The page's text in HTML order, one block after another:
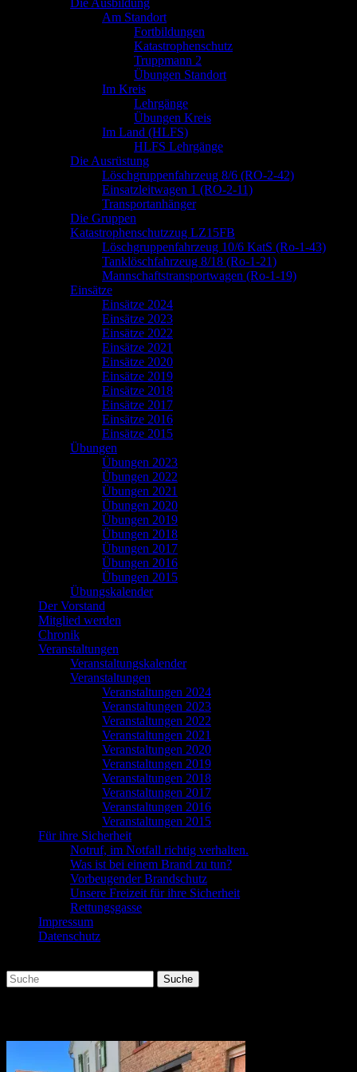
Die Ausbildung
Am Standort
Fortbildungen
Katastrophenschutz
Truppmann 2
Übungen Standort
Im Kreis
Lehrgänge
Übungen Kreis
Im Land (HLFS)
HLFS Lehrgänge
Die Ausrüstung
Löschgruppenfahrzeug 8/6 (RO-2-42)
Einsatzleitwagen 1 (RO-2-11)
Transportanhänger
Die Gruppen
Katastrophenschutzzug LZ15FB
Löschgruppenfahrzeug 10/6 KatS (Ro-1-43)
Tanklöschfahrzeug 8/18 (Ro-1-21)
Mannschaftstransportwagen (Ro-1-19)
Einsätze
Einsätze 2024
Einsätze 2023
Einsätze 2022
Einsätze 2021
Einsätze 2020
Einsätze 2019
Einsätze 2018
Einsätze 2017
Einsätze 2016
Einsätze 2015
Übungen
Übungen 2023
Übungen 2022
Übungen 2021
Übungen 2020
Übungen 2019
Übungen 2018
Übungen 2017
Übungen 2016
Übungen 2015
Übungskalender
Der Vorstand
Mitglied werden
Chronik
Veranstaltungen
Veranstaltungskalender
Veranstaltungen
Veranstaltungen 2024
Veranstaltungen 2023
Veranstaltungen 2022
Veranstaltungen 2021
Veranstaltungen 2020
Veranstaltungen 2019
Veranstaltungen 2018
Veranstaltungen 2017
Veranstaltungen 2016
Veranstaltungen 2015
Für ihre Sicherheit
Notruf, im Notfall richtig verhalten.
Was ist bei einem Brand zu tun?
Vorbeugender Brandschutz
Unsere Freizeit für ihre Sicherheit
Rettungsgasse
Impressum
Datenschutz
Suche
nach: